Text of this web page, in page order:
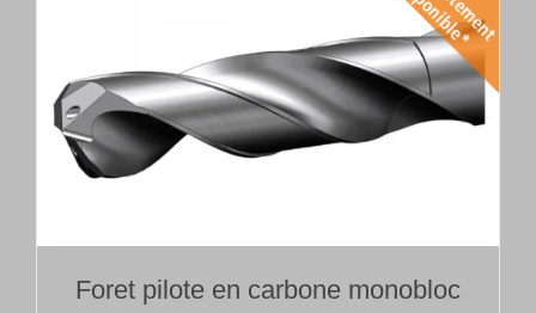
Foret pilote en carbone monobloc